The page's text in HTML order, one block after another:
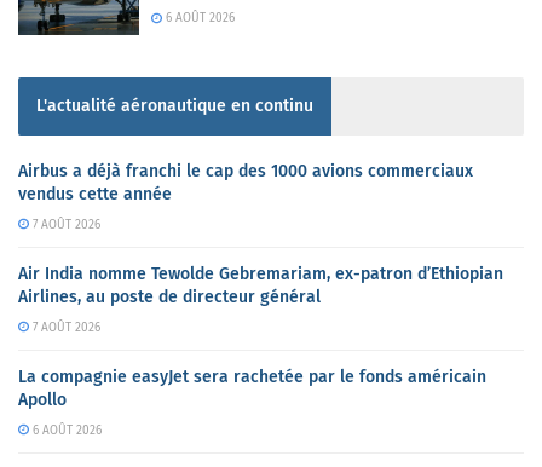
6 AOÛT 2026
L'actualité aéronautique en continu
Airbus a déjà franchi le cap des 1000 avions commerciaux
vendus cette année
7 AOÛT 2026
Air India nomme Tewolde Gebremariam, ex-patron d’Ethiopian
Airlines, au poste de directeur général
7 AOÛT 2026
La compagnie easyJet sera rachetée par le fonds américain
Apollo
6 AOÛT 2026